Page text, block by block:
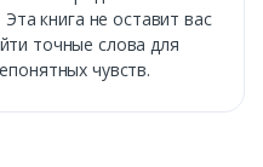
книга не оставит вас
точные слова для
чувств.